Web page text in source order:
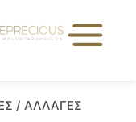
/ ΑΛΛΑΓΈΣ